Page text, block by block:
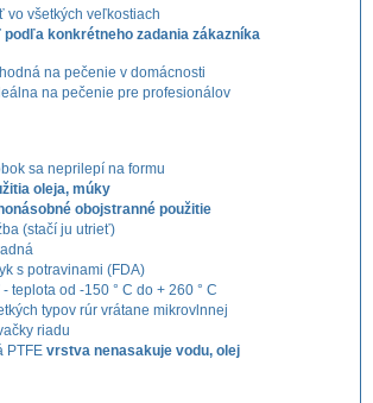
vo všetkých veľkostiach
konkrétneho zadania zákazníka
na pečenie v domácnosti
na pečenie pre profesionálov
sa neprilepí na formu
oleja, múky
obojstranné použitie
(stačí ju utrieť)
s potravinami (FDA)
teplota od -150 ° C do + 260 ° C
typov rúr vrátane mikrovlnnej
riadu
PTFE vrstva nenasakuje vodu, olej